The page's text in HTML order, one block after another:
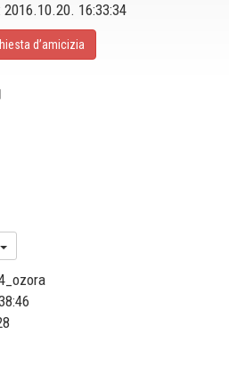
2016.10.20. 16:33:34
d’amicizia